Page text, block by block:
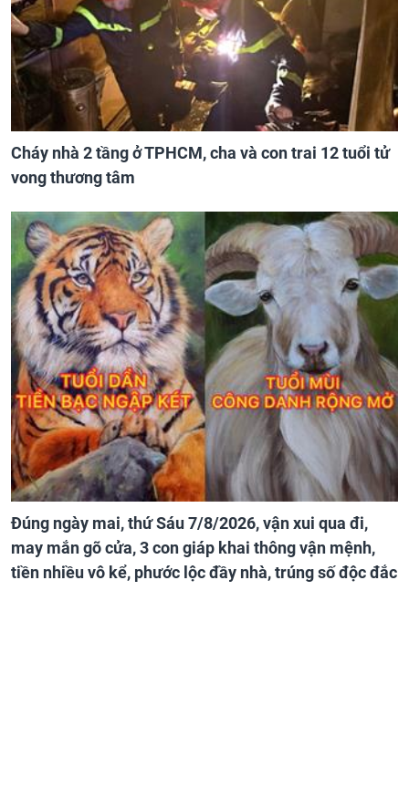
Cháy nhà 2 tầng ở TPHCM, cha và con trai 12 tuổi tử
vong thương tâm
Đúng ngày mai, thứ Sáu 7/8/2026, vận xui qua đi,
may mắn gõ cửa, 3 con giáp khai thông vận mệnh,
tiền nhiều vô kể, phước lộc đầy nhà, trúng số độc đắc